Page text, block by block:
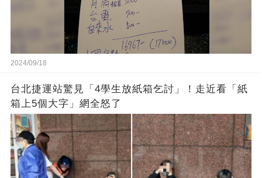
2024/09/18
台北捷運站驚見「4學生放紙箱乞討」！走近看「紙
箱上5個大字」網全怒了